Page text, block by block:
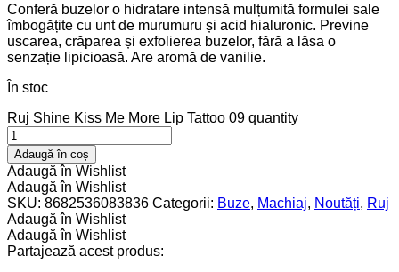
Conferă buzelor o hidratare intensă mulțumită formulei sale
îmbogățite cu unt de murumuru și acid hialuronic. Previne
uscarea, crăparea și exfolierea buzelor, fără a lăsa o
senzație lipicioasă. Are aromă de vanilie.
În stoc
Ruj Shine Kiss Me More Lip Tattoo 09 quantity
Adaugă în coș
Adaugă în Wishlist
Adaugă în Wishlist
SKU: 8682536083836 Categorii: Buze, Machiaj, Noutăți, Ruj
Adaugă în Wishlist
Adaugă în Wishlist
Partajează acest produs: